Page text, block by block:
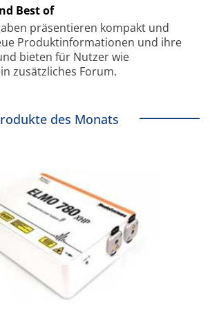
Best of
präsentieren kompakt und
Produkt­informationen und ihre
bieten für Nutzer wie
zusätzliches Forum.
des Monats